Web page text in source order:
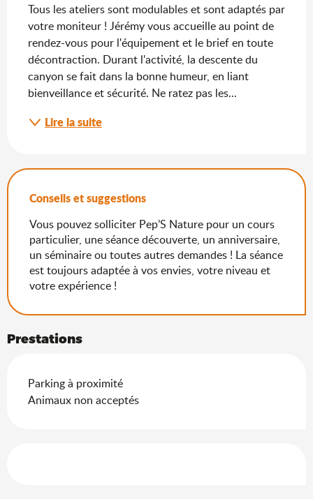
Tous les ateliers sont modulables et sont adaptés par
votre moniteur ! Jérémy vous accueille au point de
rendez-vous pour l'équipement et le brief en toute
décontraction. Durant l'activité, la descente du
canyon se fait dans la bonne humeur, en liant
bienveillance et sécurité. Ne ratez pas les...
Lire la suite
Conseils et suggestions
Vous pouvez solliciter Pep’S Nature pour un cours
particulier, une séance découverte, un anniversaire,
un séminaire ou toutes autres demandes ! La séance
est toujours adaptée à vos envies, votre niveau et
votre expérience !
Prestations
Parking à proximité
Animaux non acceptés